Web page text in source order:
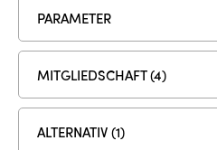
PARAMETER
MITGLIEDSCHAFT (4)
ALTERNATIV (1)